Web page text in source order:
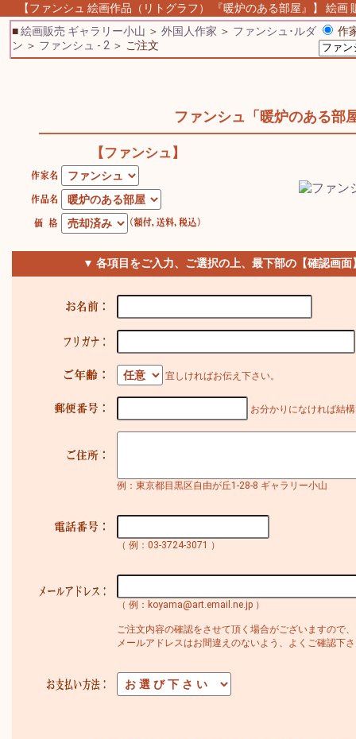
【ファンシュ 絵画作品（リトグラフ） 『暖炉のある部屋』】 絵画
■絵画販売 ギャラリー小山 ＞ 外国人作家 ＞ ファンシュ･ルダ
ン ＞ ファンシュ - 2 ＞ ご注文
作
ファンシュ「暖炉のある部
【ファンシュ】
▼ 各項目をご入力、ご選択の上、最下部の【確認画
宜しければお伝え下さい。
お分かりになければ結
例：東京都目黒区自由が丘1-28-8 ギャラリー小山
（ 例：03-3724-3071 ）
（ 例：koyama@art.email.ne.jp ）
ご注文内容の確認をさせて頂く場合がございますので、
メールアドレスはお間違えのないよう、よくご確認下